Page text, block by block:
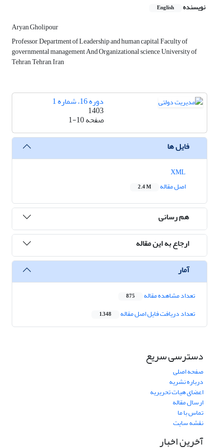
نویسنده English
Aryan Gholipour
Professor, Department of Leadership and human capital, Faculty of
governmental management And Organizational science, University of
Tehran, Tehran, Iran
دوره 16، شماره 1
1403
صفحه1-10
فایل ها
اصل مقاله
2.4 M
هم رسانی
ارجاع به این مقاله
آمار
تعداد مشاهده مقاله 875
تعداد دریافت فایل اصل مقاله 1,348
دسترسی سریع
صفحه اصلی
درباره نشریه
اعضای هیات تحریریه
ارسال مقاله
تماس با ما
نقشه سایت
آخرین اخبار